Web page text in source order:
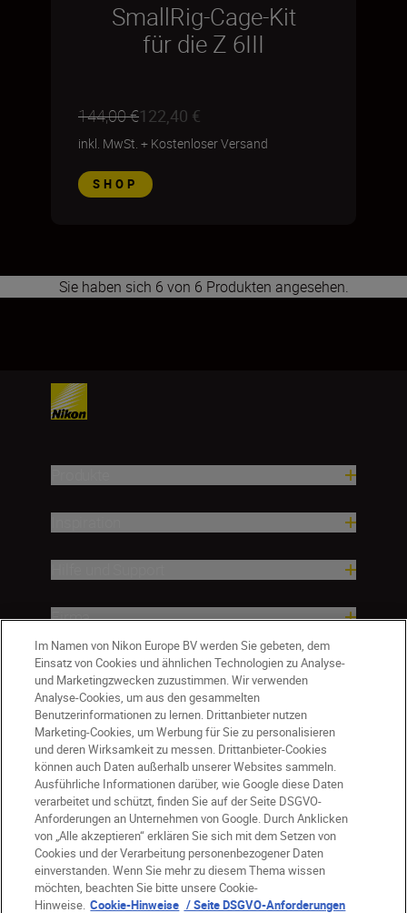
SmallRig-Cage-Kit
für die Z 6III
144,00 €122,40 €
inkl. MwSt. + Kostenloser Versand
SHOP
Sie haben sich 6 von 6 Produkten angesehen.
Firma
DE Nikon Sites
Kontakt
Datenschutzhinweis
Im Namen von Nikon Europe BV werden Sie gebeten, dem
Einsatz von Cookies und ähnlichen Technologien zu Analyse-
und Marketingzwecken zuzustimmen. Wir verwenden
Analyse-Cookies, um aus den gesammelten
Benutzerinformationen zu lernen. Drittanbieter nutzen
Marketing-Cookies, um Werbung für Sie zu personalisieren
und deren Wirksamkeit zu messen. Drittanbieter-Cookies
können auch Daten außerhalb unserer Websites sammeln.
Ausführliche Informationen darüber, wie Google diese Daten
verarbeitet und schützt, finden Sie auf der Seite DSGVO-
Anforderungen an Unternehmen von Google. Durch Anklicken
von „Alle akzeptieren“ erklären Sie sich mit dem Setzen von
Cookies und der Verarbeitung personenbezogener Daten
einverstanden. Wenn Sie mehr zu diesem Thema wissen
möchten, beachten Sie bitte unsere Cookie-
Hinweise. Cookie-Hinweise / Seite DSGVO-Anforderungen